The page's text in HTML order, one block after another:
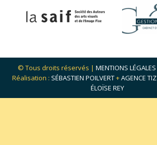
© Tous droits réservés | MENTIONS LÉGALES
Réalisation : SÉBASTIEN POILVERT+AGENCE TIZ
ÉLOÏSE REY